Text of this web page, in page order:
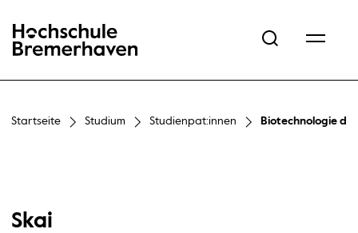
Hochschule Bremerhaven
Startseite Studium Studienpat:innen Biotechnologie
Skai